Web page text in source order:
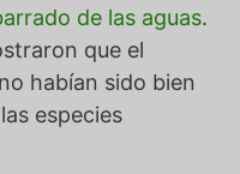
de las aguas.
que el
habían sido bien
especies